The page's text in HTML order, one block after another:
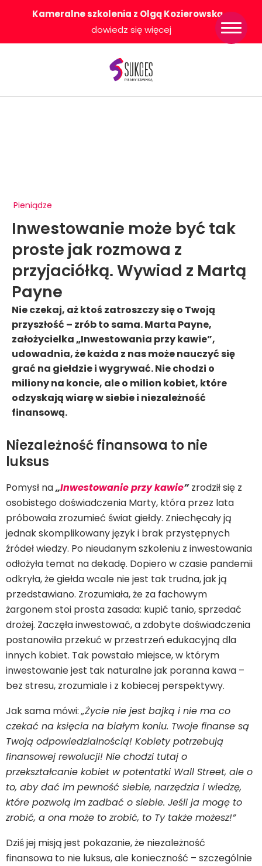
Kameralne szkolenia z Olgą Kozierowską-
dowiedz się więcej
Pieniądze
Inwestowanie może być tak
proste jak rozmowa z
przyjaciółką. Wywiad z Martą
Payne
Nie czekaj, aż ktoś zatroszczy się o Twoją
przyszłość – zrób to sama. Marta Payne,
założycielka „Inwestowania przy kawie”,
udowadnia, że każda z nas może nauczyć się
grać na giełdzie i wygrywać. Nie chodzi o
miliony na koncie, ale o milion kobiet, które
odzyskają wiarę w siebie i niezależność
finansową.
Niezależność finansowa to nie
luksus
Pomysł na„Inwestowanie przy kawie”zrodził się z
osobistego doświadczenia Marty, która przez lata
próbowała zrozumieć świat giełdy. Zniechęcały ją
jednak skomplikowany język i brak przystępnych
źródeł wiedzy. Po nieudanym szkoleniu z inwestowania
odłożyła temat na dekadę. Dopiero w czasie pandemii
odkryła, że giełda wcale nie jest tak trudna, jak ją
przedstawiano. Zrozumiała, że za fachowym
żargonem stoi prosta zasada: kupić tanio, sprzedać
drożej. Zaczęła inwestować, a zdobyte doświadczenia
postanowiła przekuć w przestrzeń edukacyjną dla
innych kobiet. Tak powstało miejsce, w którym
inwestowanie jest tak naturalne jak poranna kawa –
bez stresu, zrozumiale i z kobiecej perspektywy.
Jak sama mówi:„Życie nie jest bajką i nie ma co
czekać na księcia na białym koniu. Twoje finanse są
Twoją odpowiedzialnością! Kobiety potrzebują
finansowej rewolucji! Nie chodzi tutaj o
przekształcanie kobiet w potentatki Wall Street, ale o
to, aby dać im pewność siebie, narzędzia i wiedzę,
które pozwolą im zadbać o siebie. Jeśli ja mogę to
zrobić, a ona może to zrobić, to Ty także możesz!”
Dziś jej misją jest pokazanie, że niezależność
finansowa to nie luksus, ale konieczność – szczególnie
Strona główna
Konkurs Sukces